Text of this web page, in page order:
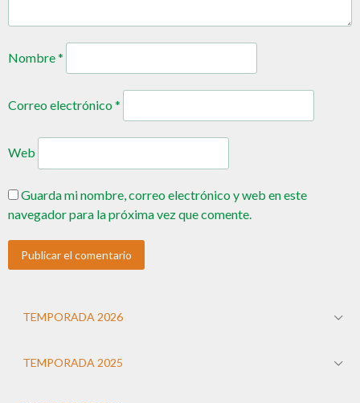
Nombre*
Correo electrónico*
Web
Guarda mi nombre, correo electrónico y web en este
navegador para la próxima vez que comente.
TEMPORADA 2026
TEMPORADA 2025